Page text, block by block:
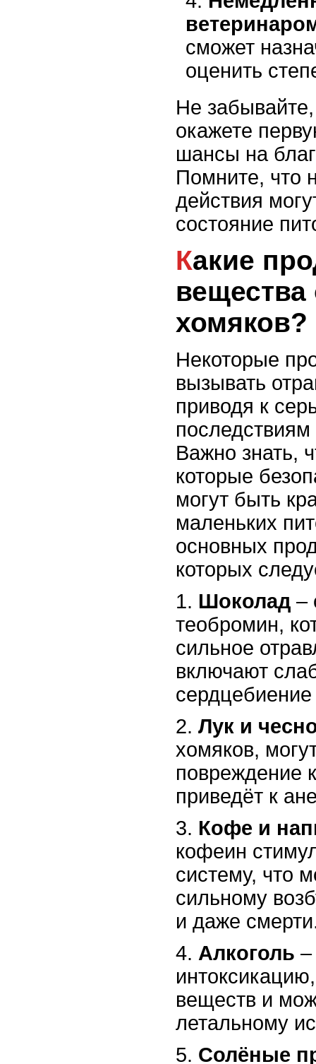
сможет
оценить
Не
окажете
шансы на
Помните, что
действия
состояние
Какие продукты и
хомяков?
Некоторые
вызывать
приводя к
Важно знать,
которые
могут быть
маленьких
основных
которых
1. Шоколад –
теобромин,
сильное
включают
сердцебиение
2. Лук и
хомяков,
повреждение
приведёт к
3. Кофе и
кофеин
систему, что
сильному
и даже
4. Алкоголь –
веществ и
летальному
5. Солёные